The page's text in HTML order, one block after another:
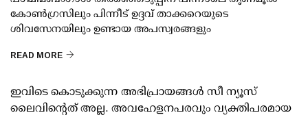
കോണ്‍ഗ്രസിലും പിന്നീട് ഉദ്ദവ് താക്കറെയുടെ
ശിവസേനയിലും ഉണ്ടായ അപസ്വരങ്ങളും
READ MORE
ഇവിടെ കൊടുക്കുന്ന അഭിപ്രായങ്ങള്‍ സീ ന്യൂസ്
ലൈവിന്റെത് അല്ല. അവഹേളനപരവും വ്യക്തിപരമായ